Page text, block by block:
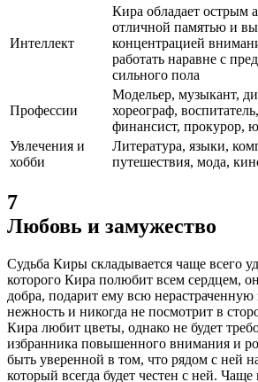
Интеллект
Кира обладает острым
отличной памятью и
концентрацией
работать наравне с
сильного пола
Профессии
Модельер, музыкант,
хореограф,
финансист, прокурор,
Увлечения и
хобби
Литература, языки,
путешествия, мода,
7
Любовь и замужество
Судьба Киры складывается чаще всего
которого Кира полюбит всем сердцем,
добра, подарит ему всю нерастраченную
нежность и никогда не посмотрит в
Кира любит цветы, однако не будет
избранника повышенного внимания и
быть уверенной в том, что рядом с ней
который всегда будет честен с ней. Чаще